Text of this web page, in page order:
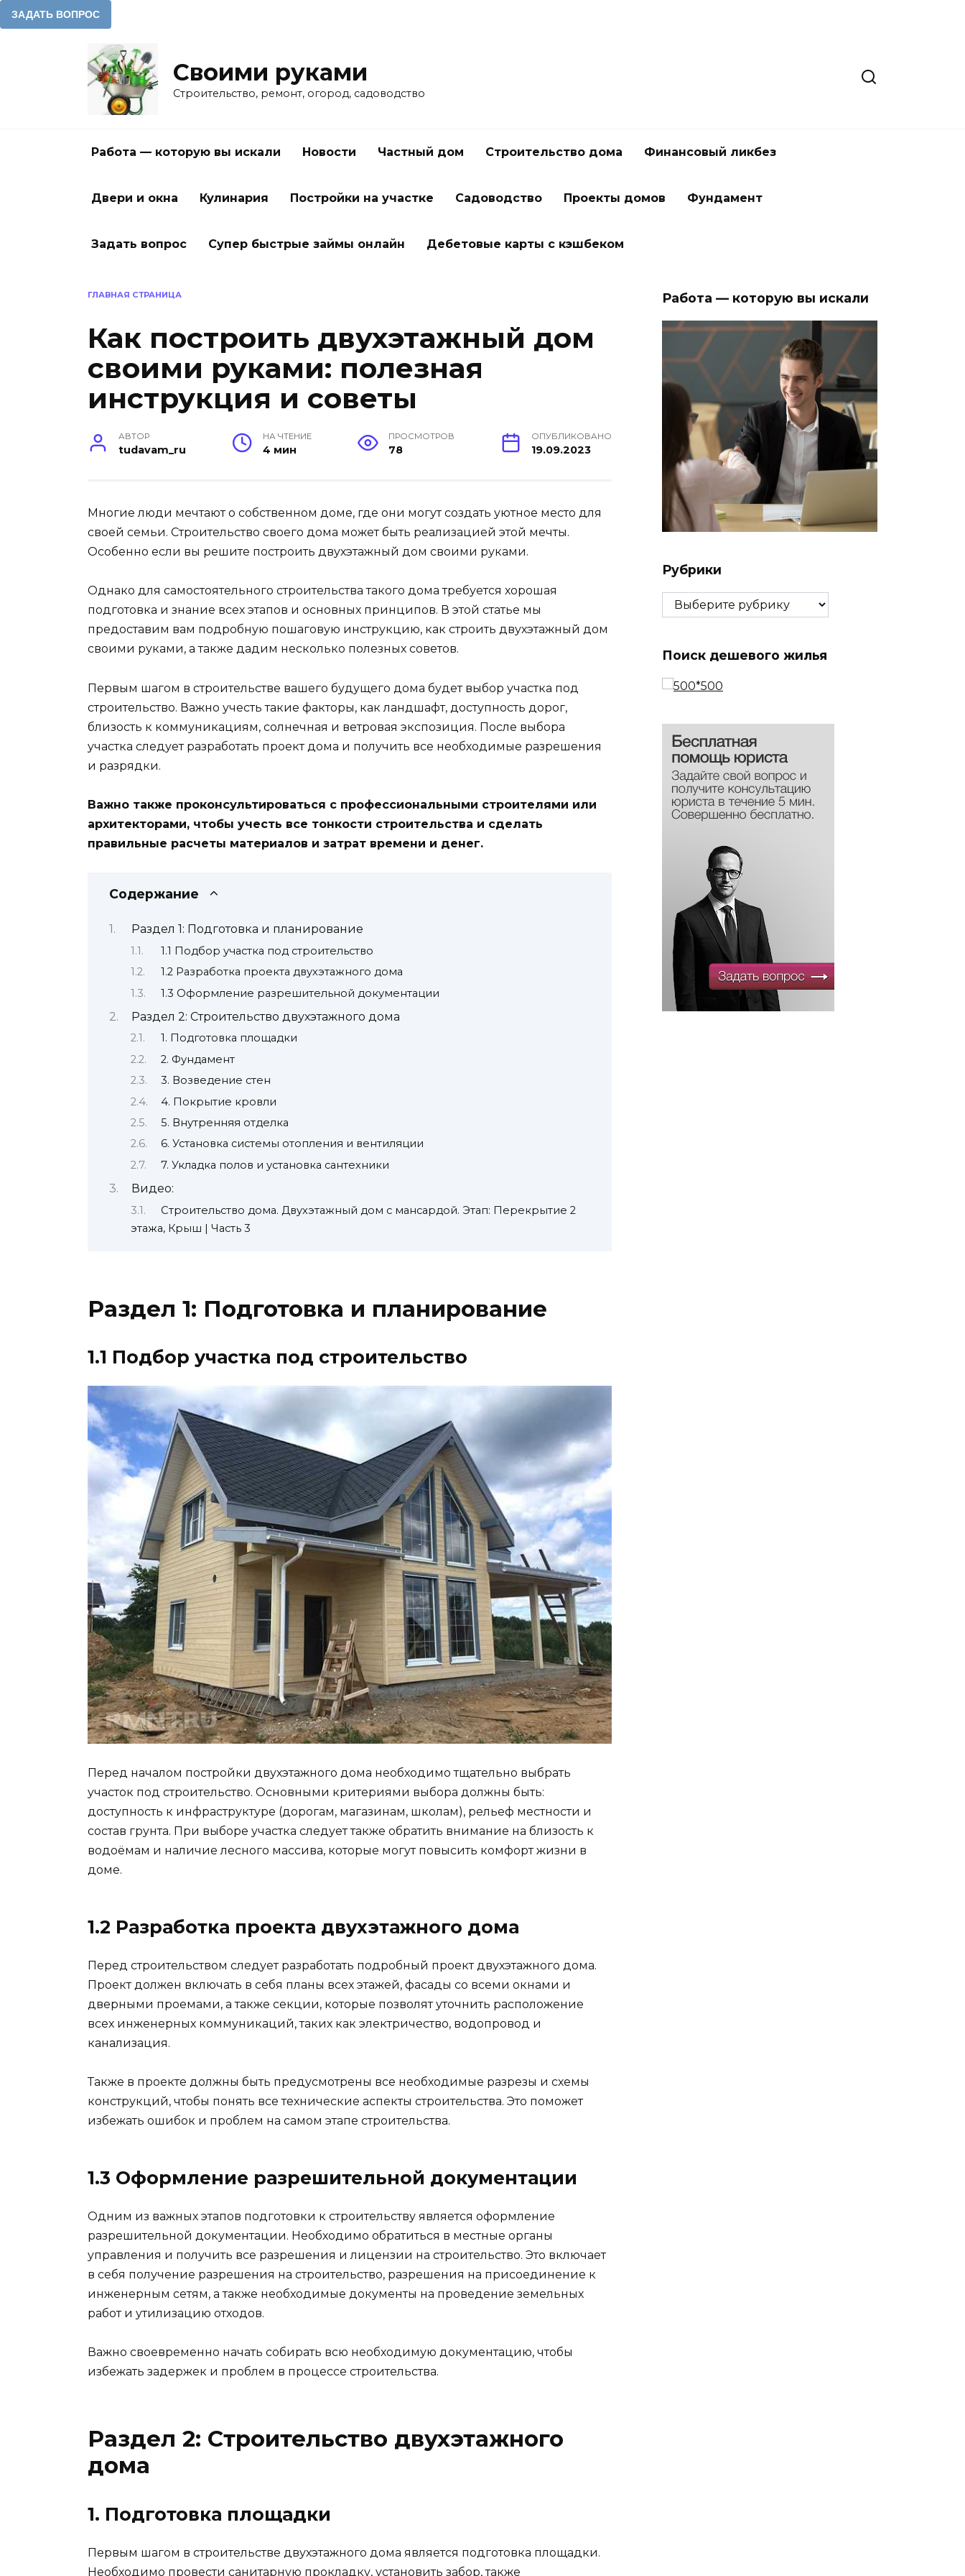
Своими руками
Строительство, ремонт, огород, садоводство
Работа — которую вы искали Новости Частный дом Строительство дома Финансовый ликбез
Двери и окна Кулинария Постройки на участке Садоводство Проекты домов Фундамент
Задать вопрос Супер быстрые займы онлайн Дебетовые карты с кэшбеком
ГЛАВНАЯ СТРАНИЦА
Как построить двухэтажный дом
своими руками: полезная
инструкция и советы
АВТОР
tudavam_ru
НА ЧТЕНИЕ
4 мин
ПРОСМОТРОВ
78
ОПУБЛИКОВАНО
19.09.2023
Многие люди мечтают о собственном доме, где они могут создать уютное место для
своей семьи. Строительство своего дома может быть реализацией этой мечты.
Особенно если вы решите построить двухэтажный дом своими руками.
Однако для самостоятельного строительства такого дома требуется хорошая
подготовка и знание всех этапов и основных принципов. В этой статье мы
предоставим вам подробную пошаговую инструкцию, как строить двухэтажный дом
своими руками, а также дадим несколько полезных советов.
Первым шагом в строительстве вашего будущего дома будет выбор участка под
строительство. Важно учесть такие факторы, как ландшафт, доступность дорог,
близость к коммуникациям, солнечная и ветровая экспозиция. После выбора
участка следует разработать проект дома и получить все необходимые разрешения
и разрядки.
Важно также проконсультироваться с профессиональными строителями или
архитекторами, чтобы учесть все тонкости строительства и сделать
правильные расчеты материалов и затрат времени и денег.
Содержание
Раздел 1: Подготовка и планирование
1.1 Подбор участка под строительство
1.2 Разработка проекта двухэтажного дома
1.3 Оформление разрешительной документации
Раздел 2: Строительство двухэтажного дома
1. Подготовка площадки
2. Фундамент
3. Возведение стен
4. Покрытие кровли
5. Внутренняя отделка
6. Установка системы отопления и вентиляции
7. Укладка полов и установка сантехники
Видео:
Строительство дома. Двухэтажный дом с мансардой. Этап: Перекрытие 2
этажа, Крыш | Часть 3
Раздел 1: Подготовка и планирование
1.1 Подбор участка под строительство
Перед началом постройки двухэтажного дома необходимо тщательно выбрать
участок под строительство. Основными критериями выбора должны быть:
доступность к инфраструктуре (дорогам, магазинам, школам), рельеф местности и
состав грунта. При выборе участка следует также обратить внимание на близость к
водоёмам и наличие лесного массива, которые могут повысить комфорт жизни в
доме.
1.2 Разработка проекта двухэтажного дома
Перед строительством следует разработать подробный проект двухэтажного дома.
Проект должен включать в себя планы всех этажей, фасады со всеми окнами и
дверными проемами, а также секции, которые позволят уточнить расположение
всех инженерных коммуникаций, таких как электричество, водопровод и
канализация.
Также в проекте должны быть предусмотрены все необходимые разрезы и схемы
конструкций, чтобы понять все технические аспекты строительства. Это поможет
избежать ошибок и проблем на самом этапе строительства.
1.3 Оформление разрешительной документации
Одним из важных этапов подготовки к строительству является оформление
разрешительной документации. Необходимо обратиться в местные органы
управления и получить все разрешения и лицензии на строительство. Это включает
в себя получение разрешения на строительство, разрешения на присоединение к
инженерным сетям, а также необходимые документы на проведение земельных
работ и утилизацию отходов.
Важно своевременно начать собирать всю необходимую документацию, чтобы
избежать задержек и проблем в процессе строительства.
Раздел 2: Строительство двухэтажного
дома
1. Подготовка площадки
Первым шагом в строительстве двухэтажного дома является подготовка площадки.
Необходимо провести санитарную прокладку, установить забор, также
Работа — которую вы искали
Рубрики
Рубрики
Поиск дешевого жилья